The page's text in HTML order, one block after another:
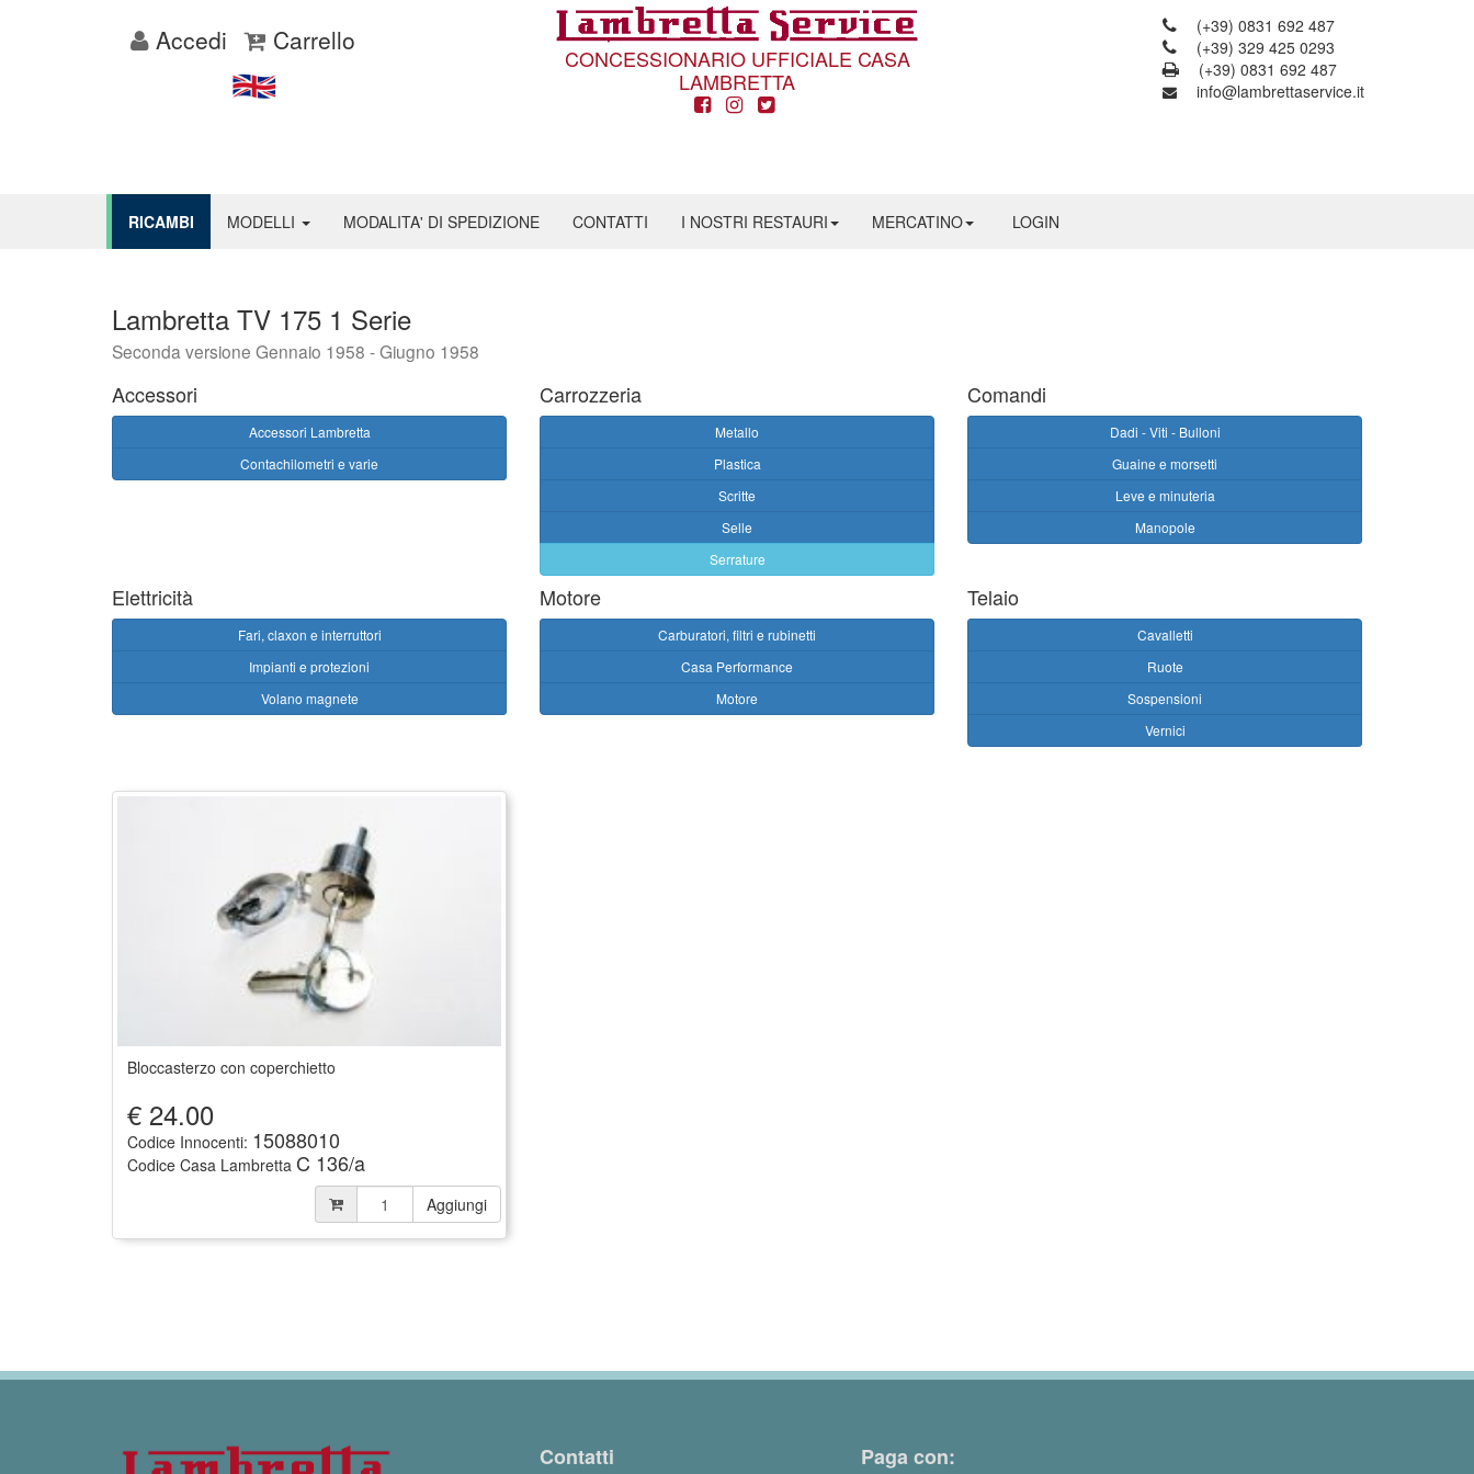
Accedi Carrello
CONCESSIONARIO UFFICIALE CASA
LAMBRETTA
(+39) 0831 692 487
(+39) 329 425 0293
(+39) 0831 692 487
info@lambrettaservice.it
RICAMBI MODELLI MODALITA' DI SPEDIZIONE CONTATTI I NOSTRI RESTAURI MERCATINO LOGIN
Lambretta TV 175 1 Serie
Seconda versione Gennaio 1958 - Giugno 1958
Accessori
Accessori Lambretta
Contachilometri e varie
Carrozzeria
Metallo
Plastica
Scritte
Selle
Serrature
Comandi
Dadi - Viti - Bulloni
Guaine e morsetti
Leve e minuteria
Manopole
Elettricità
Fari, claxon e interruttori
Impianti e protezioni
Volano magnete
Motore
Carburatori, filtri e rubinetti
Casa Performance
Motore
Telaio
Cavalletti
Ruote
Sospensioni
Vernici
Bloccasterzo con coperchietto
€ 24.00
Codice Innocenti: 15088010
Codice Casa Lambretta C 136/a
Aggiungi
Contatti Paga con: